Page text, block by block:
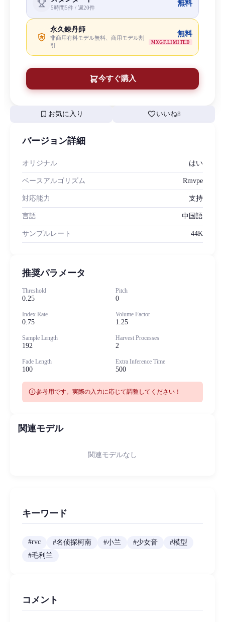
5時間5件 / 週20件
無料
永久錬丹師
非商用有料モデル無料、商用モデル割
引
無料
MXGF.LIMITED
今すぐ購入
bookmark お気に入り favoriteいいね8
バージョン詳細
オリジナル はい
ベースアルゴリズム Rmvpe
対応能力 支持
言語 中国語
サンプルレート 44K
推奨パラメータ
Threshold
0.25
Pitch
0
Index Rate
0.75
Volume Factor
1.25
Sample Length
192
Harvest Processes
2
Fade Length
100
Extra Inference Time
500
info参考用です。実際の入力に応じて調整してください！
関連モデル
関連モデルなし
キーワード
#rvc #名侦探柯南 #小兰 #少女音 #模型
#毛利兰
コメント